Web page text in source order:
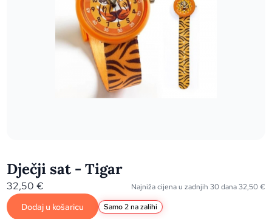
Dječji sat - Tigar
32,50€ Najniža cijena u zadnjih 30 dana32,50€
Dodaj u košaricu Samo 2 na zalihi